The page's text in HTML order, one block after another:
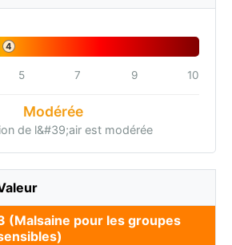
4
5 7 9 10
Modérée
de l&#39;air est modérée
(Malsaine pour les groupes